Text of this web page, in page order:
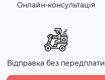
Онлайн-консультація
Відправка без передплати